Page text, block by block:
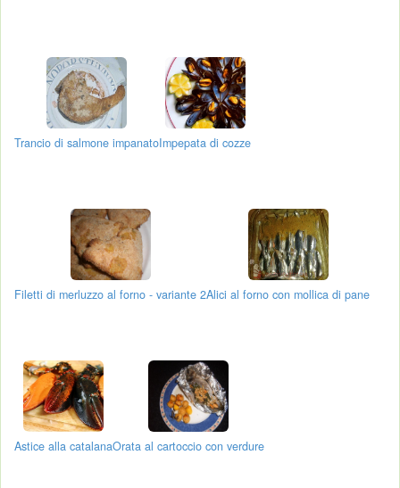
Trancio di salmone impanatoImpepata di cozze
Filetti di merluzzo al forno - variante 2Alici al forno con mollica di pane
Astice alla catalanaOrata al cartoccio con verdure